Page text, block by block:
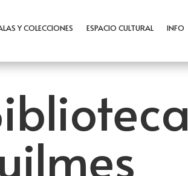
Y COLECCIONES ESPACIO CULTURAL INFO